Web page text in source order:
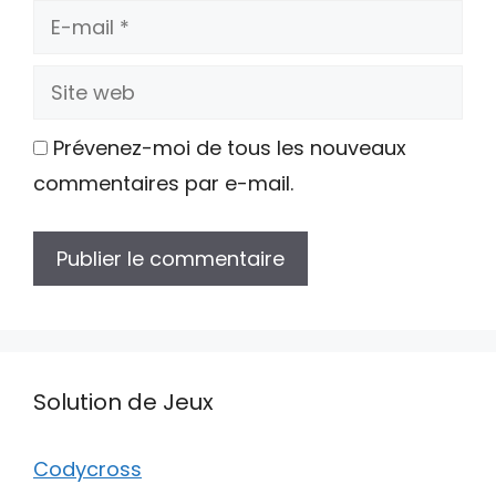
E-
Site
Prévenez-moi de tous les nouveaux
commentaires par e-mail.
Solution de Jeux
Codycross